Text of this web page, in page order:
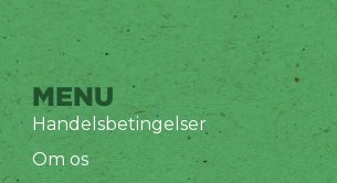
MENU
Handelsbetingelser
Om os